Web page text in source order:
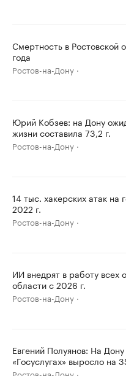
Смертность в Ростовской
года
Ростов-на-Дону
Юрий Кобзев: на Дону
жизни составила 73,2 г.
Ростов-на-Дону
14 тыс. хакерских атак
2022 г.
Ростов-на-Дону
ИИ внедрят в работу всех
области с 2026 г.
Ростов-на-Дону
Евгений Полуянов: На
«Госуслугах» выросло на
Ростов-на-Дону